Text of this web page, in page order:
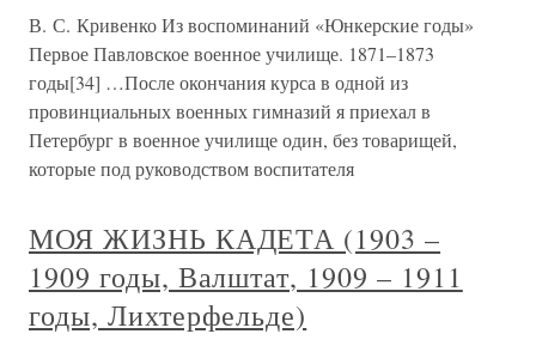
В. С. Кривенко Из воспоминаний «Юнкерские годы»
Первое Павловское военное училище. 1871–1873
годы[34] …После окончания курса в одной из
провинциальных военных гимназий я приехал в
Петербург в военное училище один, без товарищей,
которые под руководством воспитателя
МОЯ ЖИЗНЬ КАДЕТА (1903 –
1909 годы, Валштат, 1909 – 1911
годы, Лихтерфельде)